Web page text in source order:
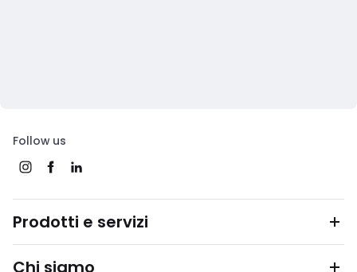
Follow us
Prodotti e servizi
Chi siamo